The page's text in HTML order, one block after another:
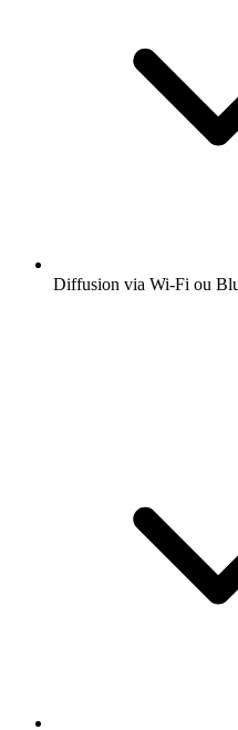
Diffusion via Wi-Fi ou